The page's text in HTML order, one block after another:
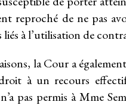
reproché de ne pas
liés à l’utilisation de
la Cour a
à un recours
pas permis à Mme